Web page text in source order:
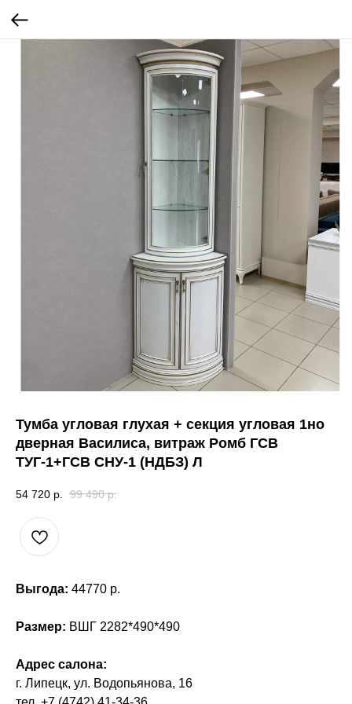
Тумба угловая глухая + секция угловая 1но
дверная Василиса, витраж Ромб ГСВ
ТУГ-1+ГСВ СНУ-1 (НДБЗ) Л
54 720 р. 99 490 р.
Выгода: 44770 р.
Размер: ВШГ 2282*490*490
Адрес салона:
г. Липецк, ул. Водопьянова, 16